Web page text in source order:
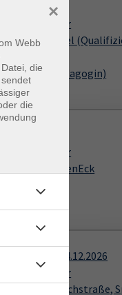
Uhr
Künzel
und
Kräuterheilpädagogin)
Uhr
Freiberg, KüchenEck
14.12.2026
Uhr
Döbeln, Friedrichstraße,
Webb
die
die
×